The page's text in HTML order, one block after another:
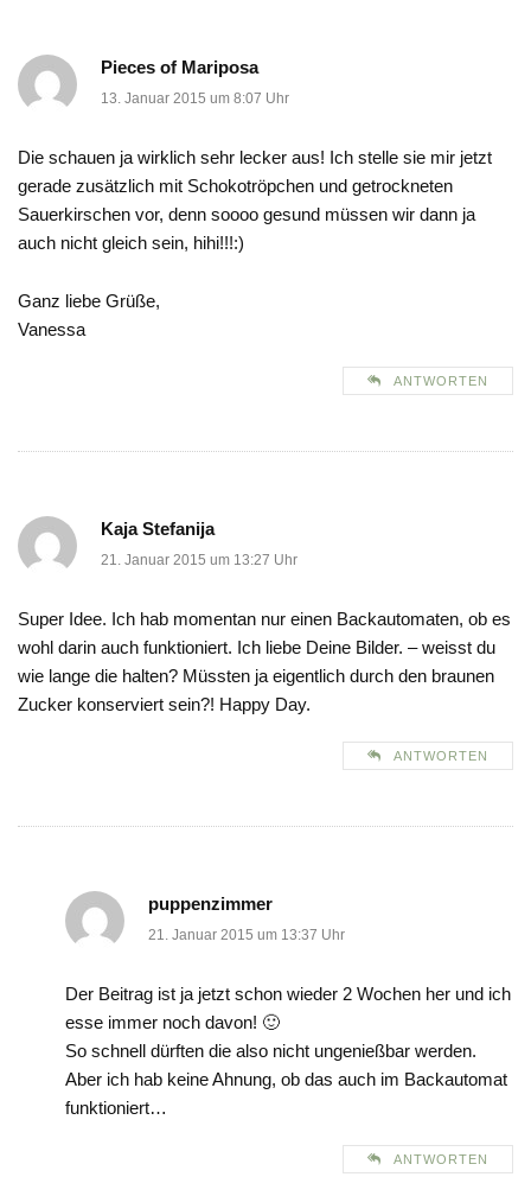
Pieces of Mariposa
13. Januar 2015 um 8:07 Uhr
Die schauen ja wirklich sehr lecker aus! Ich stelle sie mir jetzt
gerade zusätzlich mit Schokotröpchen und getrockneten
Sauerkirschen vor, denn soooo gesund müssen wir dann ja
auch nicht gleich sein, hihi!!!:)
Ganz liebe Grüße,
Vanessa
ANTWORTEN
Kaja Stefanija
21. Januar 2015 um 13:27 Uhr
Super Idee. Ich hab momentan nur einen Backautomaten, ob es
wohl darin auch funktioniert. Ich liebe Deine Bilder. – weisst du
wie lange die halten? Müssten ja eigentlich durch den braunen
Zucker konserviert sein?! Happy Day.
ANTWORTEN
puppenzimmer
21. Januar 2015 um 13:37 Uhr
Der Beitrag ist ja jetzt schon wieder 2 Wochen her und ich
esse immer noch davon! 🙂
So schnell dürften die also nicht ungenießbar werden.
Aber ich hab keine Ahnung, ob das auch im Backautomat
funktioniert…
ANTWORTEN